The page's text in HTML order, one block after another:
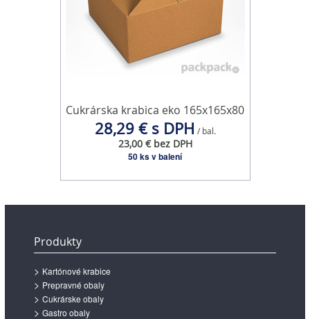
Cukrárska krabica eko 165x165x80
28,29 € s DPH / bal.
23,00 € bez DPH
50 ks v balení
Produkty
Kartónové krabice
Prepravné obaly
Cukrárske obaly
Gastro obaly